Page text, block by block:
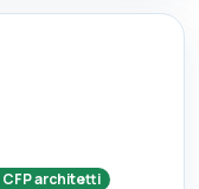
CFParchitetti